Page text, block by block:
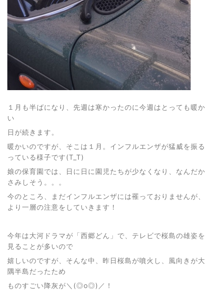
１月も半ばになり、先週は寒かったのに今週はとっても暖か
い
日が続きます。
暖かいのですが、そこは１月。インフルエンザが猛威を振る
っている様子です(T_T)
娘の保育園では、日に日に園児たちが少なくなり、なんだか
さみしそう。。。
今のところ、まだインフルエンザには罹っておりませんが、
より一層の注意をしていきます！
今年は大河ドラマが「西郷どん」で、テレビで桜島の雄姿を
見ることが多いので
嬉しいのですが、そんな中、昨日桜島が噴火し、風向きが大
隅半島だったため
ものすごい降灰が＼(◎o◎)／！